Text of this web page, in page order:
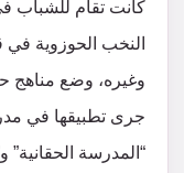
كانت تقام للشباب
النخب الحوزوية
وغيره، وضع مناهج
جرى تطبيقها في
“المدرسة الحقانية”